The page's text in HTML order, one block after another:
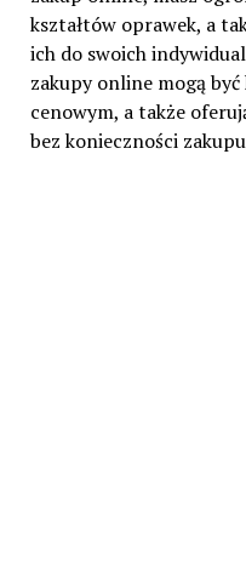
kształtów oprawek, a
ich do swoich
zakupy online mogą
cenowym, a także
bez konieczności